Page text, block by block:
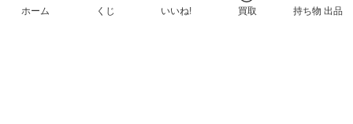
ホーム くじ いいね! 買取 持ち物 出品